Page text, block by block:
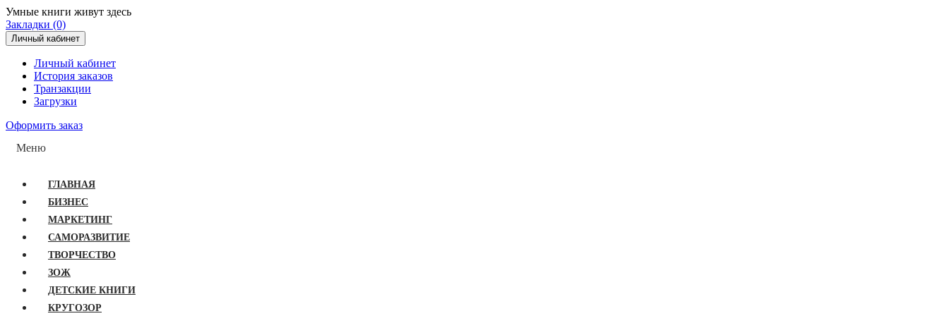
Умные книги живут здесь
Закладки (0)
Личный кабинет
Личный кабинет
История заказов
Транзакции
Загрузки
Оформить заказ
Меню
ГЛАВНАЯ
БИЗНЕС
МАРКЕТИНГ
САМОРАЗВИТИЕ
ТВОРЧЕСТВО
ЗОЖ
ДЕТСКИЕ КНИГИ
КРУГОЗОР